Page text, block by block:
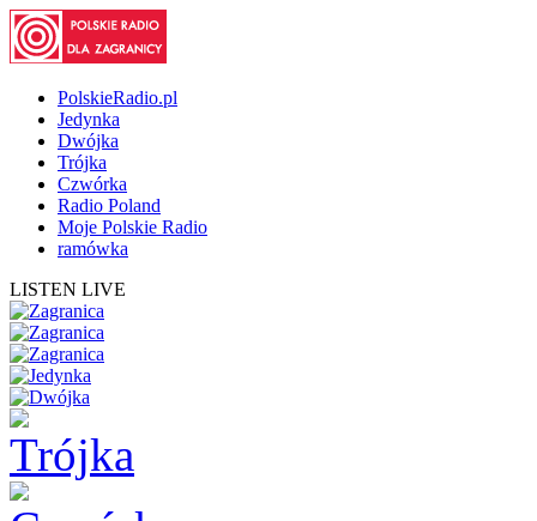
PolskieRadio.pl
Jedynka
Dwójka
Trójka
Czwórka
Radio Poland
Moje Polskie Radio
ramówka
LISTEN LIVE